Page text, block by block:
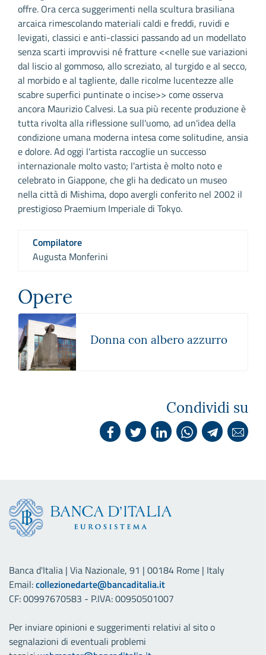
offre. Ora cerca suggerimenti nella scultura brasiliana
arcaica rimescolando materiali caldi e freddi, ruvidi e
levigati, classici e anti-classici passando ad un modellato
senza scarti improvvisi né fratture <<nelle sue variazioni
dal liscio al gommoso, allo screziato, al turgido e al secco,
al morbido e al tagliente, dalle ricolme lucentezze alle
scabre superfici puntinate o incise>> come osserva
ancora Maurizio Calvesi. La sua più recente produzione è
tutta rivolta alla riflessione sull'uomo, ad un'idea della
condizione umana moderna intesa come solitudine, ansia
e dolore. Ad oggi l'artista raccoglie un successo
internazionale molto vasto; l'artista è molto noto e
celebrato in Giappone, che gli ha dedicato un museo
nella città di Mishima, dopo avergli conferito nel 2002 il
prestigioso Praemium Imperiale di Tokyo.
Compilatore
Augusta Monferini
Opere
Donna con albero azzurro
Condividi su
Banca d'Italia | Via Nazionale, 91 | 00184 Rome | Italy
Email:collezionedarte@bancaditalia.it
CF: 00997670583 - P.IVA: 00950501007
Per inviare opinioni e suggerimenti relativi al sito o
segnalazioni di eventuali problemi